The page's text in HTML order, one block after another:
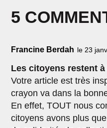
5
Francine Berdah le 23
Les citoyens restent
Votre article est très
crayon va dans la
En effet, TOUT nous
citoyens avons plus